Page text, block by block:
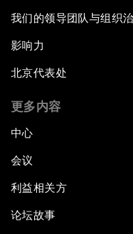
我们的领导团队与组织
影响力
北京代表处
更多内容
中心
会议
利益相关方
论坛故事